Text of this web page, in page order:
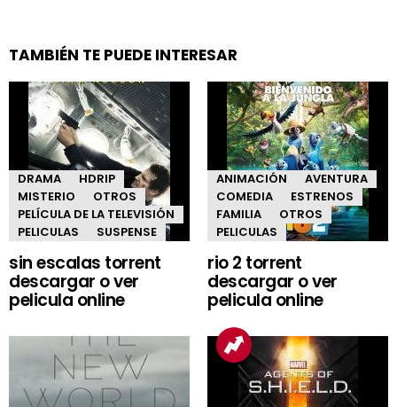
TAMBIÉN TE PUEDE INTERESAR
DRAMA
HDRIP
MISTERIO
OTROS
PELÍCULA DE LA TELEVISIÓN
PELICULAS
SUSPENSE
sin escalas torrent
descargar o ver
pelicula online
ANIMACIÓN
AVENTURA
COMEDIA
ESTRENOS
FAMILIA
OTROS
PELICULAS
rio 2 torrent
descargar o ver
pelicula online